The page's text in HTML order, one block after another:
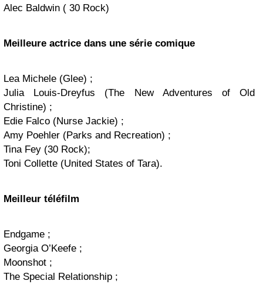
Alec Baldwin ( 30 Rock)
Meilleure actrice dans une série comique
Lea Michele (Glee) ;
Julia Louis-Dreyfus (The New Adventures of Old
Christine) ;
Edie Falco (Nurse Jackie) ;
Amy Poehler (Parks and Recreation) ;
Tina Fey (30 Rock);
Toni Collette (United States of Tara).
Meilleur téléfilm
Endgame ;
Georgia O’Keefe ;
Moonshot ;
The Special Relationship ;